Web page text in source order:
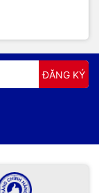
ĐĂNG KÝ